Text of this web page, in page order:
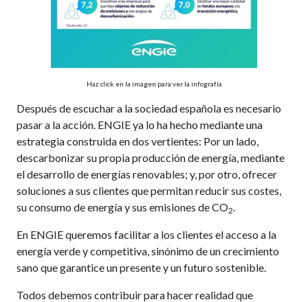
Haz click en la imagen para ver la infografía
Después de escuchar a la sociedad española es necesario
pasar a la acción. ENGIE ya lo ha hecho mediante una
estrategia construida en dos vertientes: Por un lado,
descarbonizar su propia producción de energía, mediante
el desarrollo de energías renovables; y, por otro, ofrecer
soluciones a sus clientes que permitan reducir sus costes,
su consumo de energía y sus emisiones de CO2.
En ENGIE queremos facilitar a los clientes el acceso a la
energía verde y competitiva, sinónimo de un crecimiento
sano que garantice un presente y un futuro sostenible.
Todos debemos contribuir para hacer realidad que